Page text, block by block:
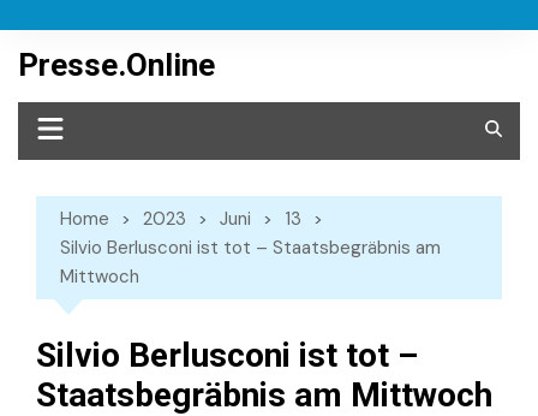
content
Presse.Online
Home 2023 Juni
13
Silvio Berlusconi ist tot – Staatsbegräbnis am
Mittwoch
Silvio Berlusconi ist tot –
Staatsbegräbnis am Mittwoch